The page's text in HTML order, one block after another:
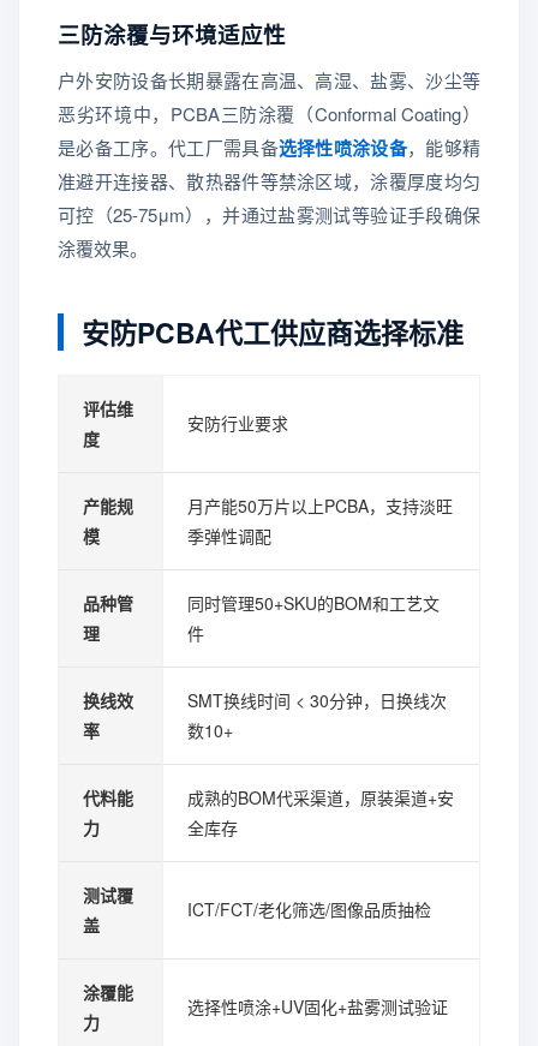
三防涂覆与环境适应性
户外安防设备长期暴露在高温、高湿、盐雾、沙尘等
恶劣环境中，PCBA三防涂覆（Conformal Coating）
是必备工序。代工厂需具备选择性喷涂设备，能够精
准避开连接器、散热器件等禁涂区域，涂覆厚度均匀
可控（25-75μm），并通过盐雾测试等验证手段确保
涂覆效果。
安防PCBA代工供应商选择标准
评估维
度
安防行业要求
产能规
模
月产能50万片以上PCBA，支持淡旺
季弹性调配
品种管
理
同时管理50+SKU的BOM和工艺文
件
换线效
率
SMT换线时间 < 30分钟，日换线次
数10+
代料能
力
成熟的BOM代采渠道，原装渠道+安
全库存
测试覆
盖
ICT/FCT/老化筛选/图像品质抽检
涂覆能
力
选择性喷涂+UV固化+盐雾测试验证